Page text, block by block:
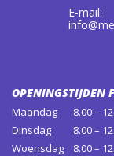
E-mail:
OPENINGSTIJDEN
Maandag 8.00 –
Dinsdag
8.00 –
Woensdag
8.00 –